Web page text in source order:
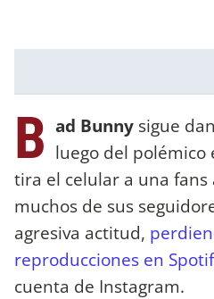
B ad Bunny sigue
luego del polémico
tira el celular a una fans
muchos de sus
agresiva actitud,
reproducciones en
cuenta de Instagram.